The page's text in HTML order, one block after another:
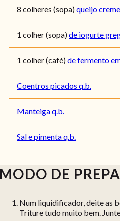
8 colheres (sopa)queijo creme
1 colher (sopa)de iogurte
1 colher (café)de fermento
Coentros picados q.b.
Manteiga q.b.
Sal e pimenta q.b.
MODO DE
Num liquidificador, deite as
Triture tudo muito bem.